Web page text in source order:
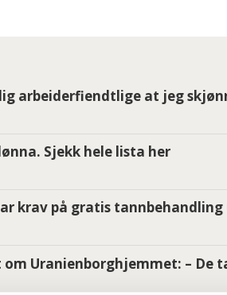
arbeiderfiendtlige at jeg
Sjekk hele lista her
krav på gratis
om Uranienborghjemmet: – De